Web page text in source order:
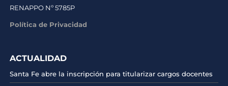
RENAPPO Nº 5785P
Política de Privacidad
ACTUALIDAD
Santa Fe abre la inscripción para titularizar cargos docentes